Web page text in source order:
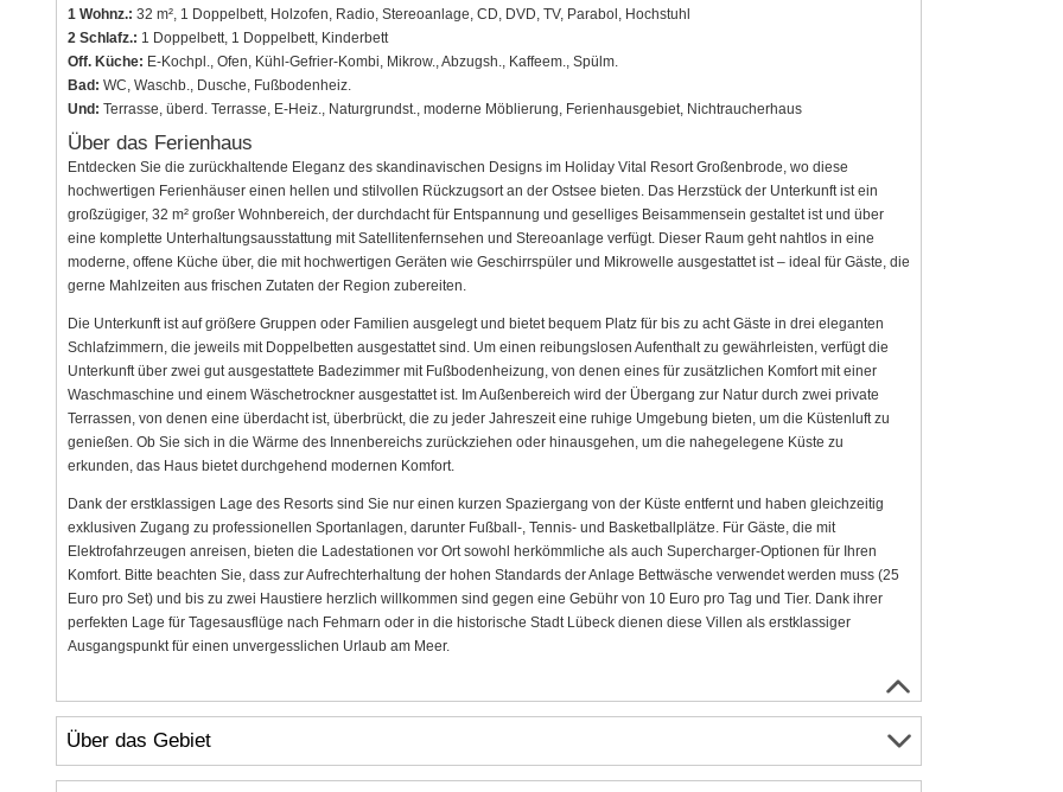
1 Wohnz.: 32 m², 1 Doppelbett, Holzofen, Radio, Stereoanlage, CD, DVD, TV, Parabol, Hochstuhl
2 Schlafz.: 1 Doppelbett, 1 Doppelbett, Kinderbett
Off. Küche: E-Kochpl., Ofen, Kühl-Gefrier-Kombi, Mikrow., Abzugsh., Kaffeem., Spülm.
Bad: WC, Waschb., Dusche, Fußbodenheiz.
Und: Terrasse, überd. Terrasse, E-Heiz., Naturgrundst., moderne Möblierung, Ferienhausgebiet, Nichtraucherhaus
Über das Ferienhaus
Entdecken Sie die zurückhaltende Eleganz des skandinavischen Designs im Holiday Vital Resort Großenbrode, wo diese
hochwertigen Ferienhäuser einen hellen und stilvollen Rückzugsort an der Ostsee bieten. Das Herzstück der Unterkunft ist ein
großzügiger, 32 m² großer Wohnbereich, der durchdacht für Entspannung und geselliges Beisammensein gestaltet ist und über
eine komplette Unterhaltungsausstattung mit Satellitenfernsehen und Stereoanlage verfügt. Dieser Raum geht nahtlos in eine
moderne, offene Küche über, die mit hochwertigen Geräten wie Geschirrspüler und Mikrowelle ausgestattet ist – ideal für Gäste, die
gerne Mahlzeiten aus frischen Zutaten der Region zubereiten.
Die Unterkunft ist auf größere Gruppen oder Familien ausgelegt und bietet bequem Platz für bis zu acht Gäste in drei eleganten
Schlafzimmern, die jeweils mit Doppelbetten ausgestattet sind. Um einen reibungslosen Aufenthalt zu gewährleisten, verfügt die
Unterkunft über zwei gut ausgestattete Badezimmer mit Fußbodenheizung, von denen eines für zusätzlichen Komfort mit einer
Waschmaschine und einem Wäschetrockner ausgestattet ist. Im Außenbereich wird der Übergang zur Natur durch zwei private
Terrassen, von denen eine überdacht ist, überbrückt, die zu jeder Jahreszeit eine ruhige Umgebung bieten, um die Küstenluft zu
genießen. Ob Sie sich in die Wärme des Innenbereichs zurückziehen oder hinausgehen, um die nahegelegene Küste zu
erkunden, das Haus bietet durchgehend modernen Komfort.
Dank der erstklassigen Lage des Resorts sind Sie nur einen kurzen Spaziergang von der Küste entfernt und haben gleichzeitig
exklusiven Zugang zu professionellen Sportanlagen, darunter Fußball-, Tennis- und Basketballplätze. Für Gäste, die mit
Elektrofahrzeugen anreisen, bieten die Ladestationen vor Ort sowohl herkömmliche als auch Supercharger-Optionen für Ihren
Komfort. Bitte beachten Sie, dass zur Aufrechterhaltung der hohen Standards der Anlage Bettwäsche verwendet werden muss (25
Euro pro Set) und bis zu zwei Haustiere herzlich willkommen sind gegen eine Gebühr von 10 Euro pro Tag und Tier. Dank ihrer
perfekten Lage für Tagesausflüge nach Fehmarn oder in die historische Stadt Lübeck dienen diese Villen als erstklassiger
Ausgangspunkt für einen unvergesslichen Urlaub am Meer.
Über das Gebiet